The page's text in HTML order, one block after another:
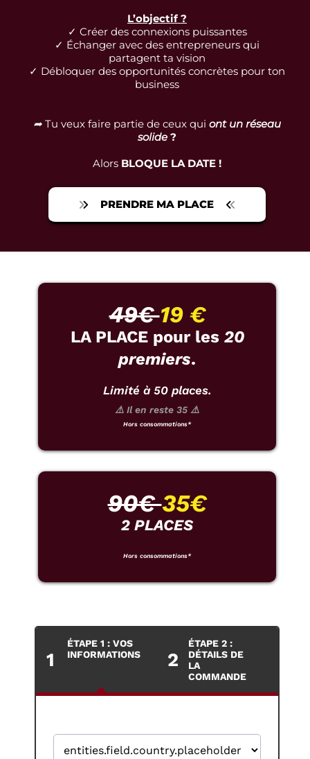
L’objectif ?
✓ Créer des connexions puissantes
✓ Échanger avec des entrepreneurs qui
partagent ta vision
✓ Débloquer des opportunités concrètes pour ton
business
➦ Tu veux faire partie de ceux qui ont un réseau
solide ?
Alors BLOQUE LA DATE !
PRENDRE MA PLACE
49€19 €
LA PLACE pour les 20
premiers.
Limité à 50 places.
⚠️ Il en reste 35 ⚠️
Hors consommations*
90€35€
2 PLACES
Hors consommations*
1
ÉTAPE 1 : VOS
INFORMATIONS
2
ÉTAPE 2 :
DÉTAILS DE
LA
COMMANDE